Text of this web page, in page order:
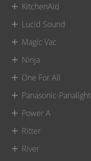
KitchenAid
Lucid Sound
Magic Vac
Ninja
One For All
Panasonic-Panalight
Power A
Ritter
River